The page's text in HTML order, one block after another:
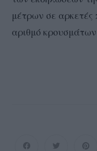
μέτρων σε αρκετές
αριθμό